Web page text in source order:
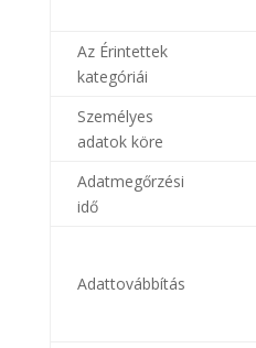
Az Érintettek
kategóriái
Személyes
adatok köre
Adatmegőrzési
idő
Adattovábbítás